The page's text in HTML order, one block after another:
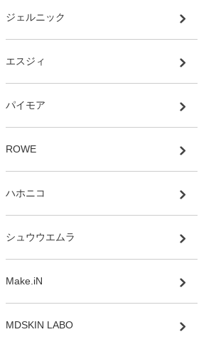
ジェルニック
エスジィ
パイモア
ROWE
ハホニコ
シュウウエムラ
Make.iN
MDSKIN LABO